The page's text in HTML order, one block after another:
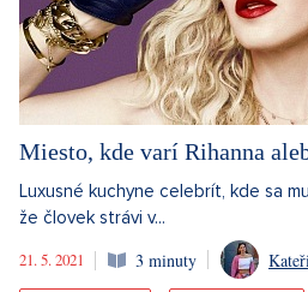
Miesto, kde varí Rihanna
Luxusné kuchyne celebrít, kde sa
že človek strávi v...
21. 5. 2021
3 minuty